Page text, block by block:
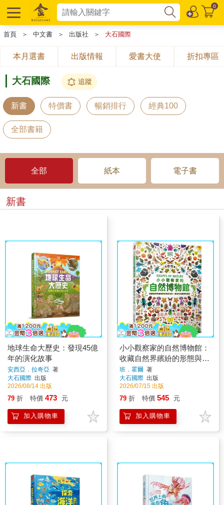
0
首頁 ＞ 中文書 ＞ 出版社 ＞ 大石國際
本月選書 出版情報 愛書大使 折扣專區
大石國際 追蹤
新書 特價書 暢銷排行 經典100
全部書籍
全部 紙本 電子書
新書
地球生命大歷史：發現45億
年的演化故事
安西亞．拉奇亞 著
大石國際 出版
2026/08/14 出版
79 折 特價 473 元
加入購物車
小小觀察家的自然博物館：
收藏自然界繽紛的形態與色
彩，看見地球萬物的奧妙
班．霍爾 著
大石國際 出版
2026/07/15 出版
79 折 特價 545 元
加入購物車